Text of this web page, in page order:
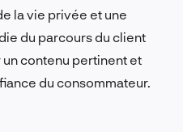
la vie privée et une
du parcours du client
contenu pertinent et
du consommateur.